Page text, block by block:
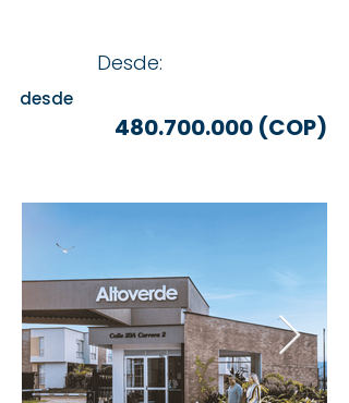
Desde:
desde
480.700.000 (COP)